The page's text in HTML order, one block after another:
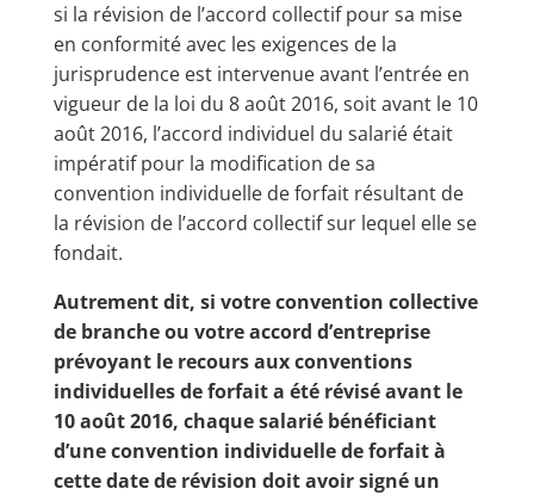
si la révision de l’accord collectif pour sa mise
en conformité avec les exigences de la
jurisprudence est intervenue avant l’entrée en
vigueur de la loi du 8 août 2016, soit avant le 10
août 2016, l’accord individuel du salarié était
impératif pour la modification de sa
convention individuelle de forfait résultant de
la révision de l’accord collectif sur lequel elle se
fondait.
Autrement dit, si votre convention collective
de branche ou votre accord d’entreprise
prévoyant le recours aux conventions
individuelles de forfait a été révisé avant le
10 août 2016, chaque salarié bénéficiant
d’une convention individuelle de forfait à
cette date de révision doit avoir signé un